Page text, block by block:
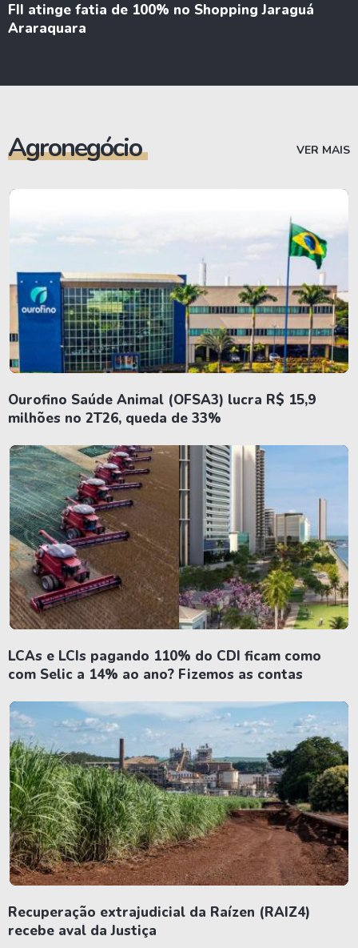
FII atinge fatia de 100% no Shopping Jaraguá
Araraquara
Agronegócio VER MAIS
Ourofino Saúde Animal (OFSA3) lucra R$ 15,9
milhões no 2T26, queda de 33%
LCAs e LCIs pagando 110% do CDI ficam como
com Selic a 14% ao ano? Fizemos as contas
Recuperação extrajudicial da Raízen (RAIZ4)
recebe aval da Justiça